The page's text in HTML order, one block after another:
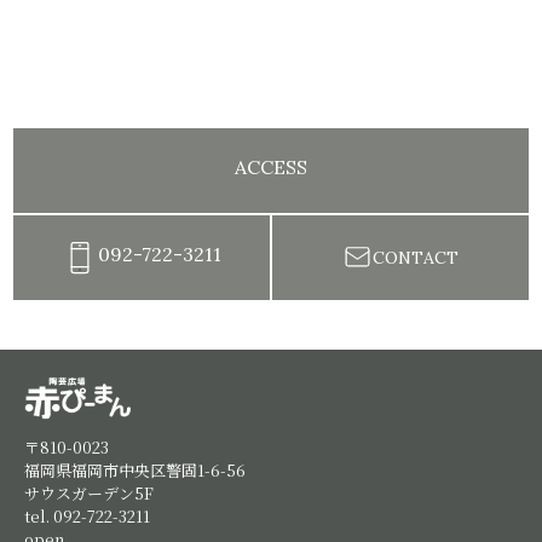
ACCESS
092-722-3211 CONTACT
〒810-0023
福岡県福岡市中央区警固1-6-56
サウスガーデン5F
tel. 092-722-3211